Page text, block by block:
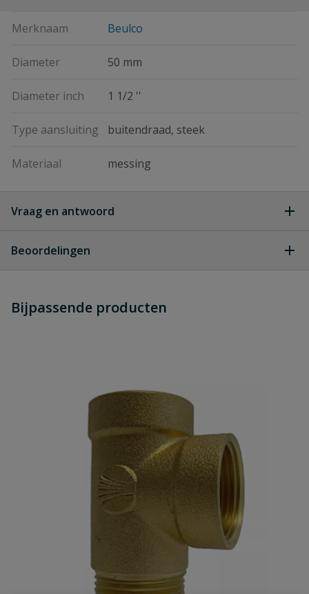
Merknaam Beulco
Diameter 50 mm
Diameter inch 1 1/2 ''
Type aansluiting buitendraad, steek
Materiaal messing
Vraag en antwoord
dit product?
Beoordelingen
Schrijf zelf een beoordeling
Bijpassende producten